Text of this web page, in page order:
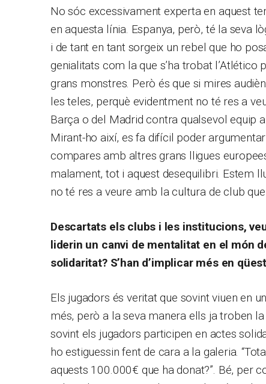
No sóc excessivament experta en aquest
en aquesta línia. Espanya, però, té la seva
i de tant en tant sorgeix un rebel que ho
genialitats com la que s’ha trobat
grans monstres. Però és que si mires
les teles, perquè evidentment no té res a
Barça o del Madrid contra qualsevol equip
Mirant-ho així, es fa difícil poder
compares amb altres grans lligues
malament, tot i aquest desequilibri. Estem
no té res a veure amb la cultura de club
Descartats els clubs i les institucions,
liderin un canvi de mentalitat en el món
solidaritat? S’han d’implicar més en
Els jugadors és veritat que sovint viuen en
més, però a la seva manera ells ja troben
sovint els jugadors participen en actes
ho estiguessin fent de cara a la galeria.
aquests 100.000€ que ha donat?”. Bé, per